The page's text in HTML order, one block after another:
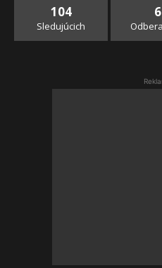
104
Sledujúcich
6